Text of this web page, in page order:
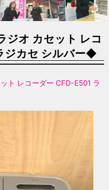
ジオ カセット レコ
ジカセ シルバー◆
ト レコーダー CFD-E501 ラ